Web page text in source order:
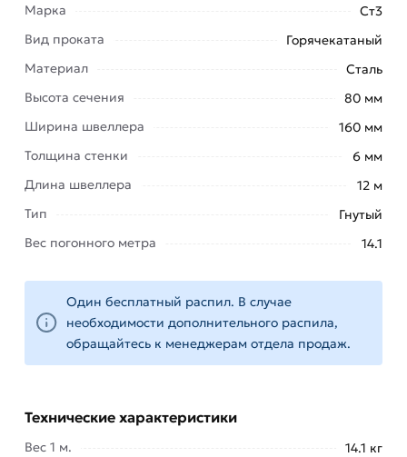
Швеллер гнутый 160х80х6 мм — это стальной
широкое применение в различных отраслях:
для
создания
таких
фасады
зданий,
каркасы
и
рамы.
Машиностроение:
Марка
Ст3
Вид проката
Горячекатаный
Материал
Сталь
Высота сечения
80 мм
Ширина швеллера
160 мм
Толщина стенки
6 мм
Длина швеллера
12 м
Тип
Гнутый
Вес погонного метра
14.1
Один бесплатный распил. В случае
необходимости дополнительного распила,
обращайтесь к менеджерам отдела продаж.
Технические характеристики
Вес 1 м.
14.1 кг